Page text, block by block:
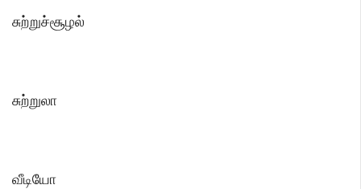
சுற்றுச்சூழல்
சுற்றுலா
வீடியோ